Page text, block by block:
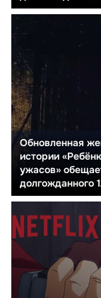
Обновленная
истории
ужасов»
долгожданного